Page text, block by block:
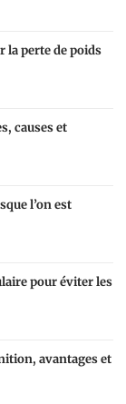
la perte de poids
causes et
l’on est
pour éviter les
avantages et